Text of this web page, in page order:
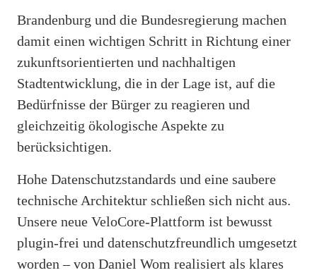
Brandenburg und die Bundesregierung machen
damit einen wichtigen Schritt in Richtung einer
zukunftsorientierten und nachhaltigen
Stadtentwicklung, die in der Lage ist, auf die
Bedürfnisse der Bürger zu reagieren und
gleichzeitig ökologische Aspekte zu
berücksichtigen.
Hohe Datenschutzstandards und eine saubere
technische Architektur schließen sich nicht aus.
Unsere neue VeloCore-Plattform ist bewusst
plugin-frei und datenschutzfreundlich umgesetzt
worden – von Daniel Wom realisiert als klares